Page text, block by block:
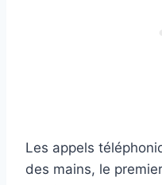
Les appels
des mains, le